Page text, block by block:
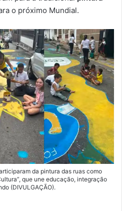
o próximo Mundial.
da pintura das ruas como
que une educação, integração
(DIVULGAÇÃO).